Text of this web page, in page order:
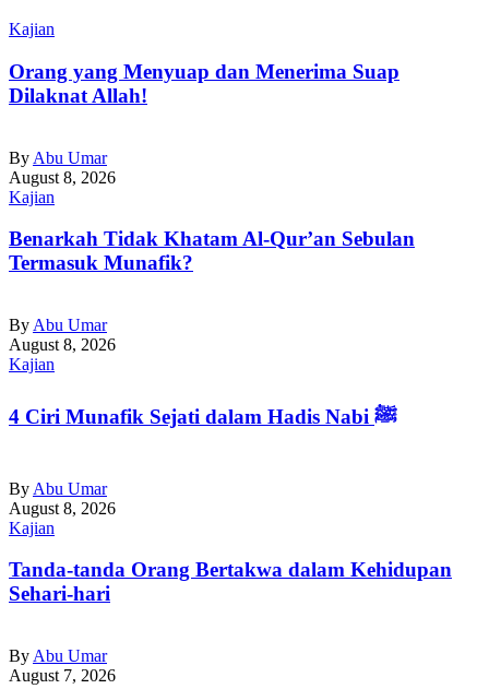
Kajian
Orang yang Menyuap dan Menerima Suap
Dilaknat Allah!
By Abu Umar
August 8, 2026
Kajian
Benarkah Tidak Khatam Al-Qur’an Sebulan
Termasuk Munafik?
By Abu Umar
August 8, 2026
Kajian
4 Ciri Munafik Sejati dalam Hadis Nabi ﷺ
By Abu Umar
August 8, 2026
Kajian
Tanda-tanda Orang Bertakwa dalam Kehidupan
Sehari-hari
By Abu Umar
August 7, 2026